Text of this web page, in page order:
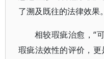
了溯及既往的法律效果
相较瑕疵治愈，“
瑕疵法效性的评价，